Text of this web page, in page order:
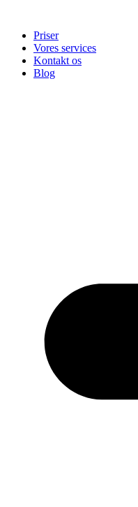
indholdPriser
Vores services
Kontakt os
Blog